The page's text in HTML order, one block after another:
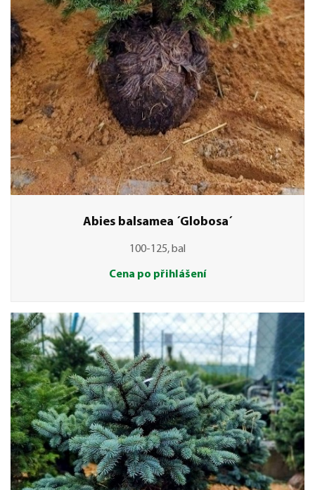
Abies balsamea ´Globosa´
100-125, bal
Cena po přihlášení